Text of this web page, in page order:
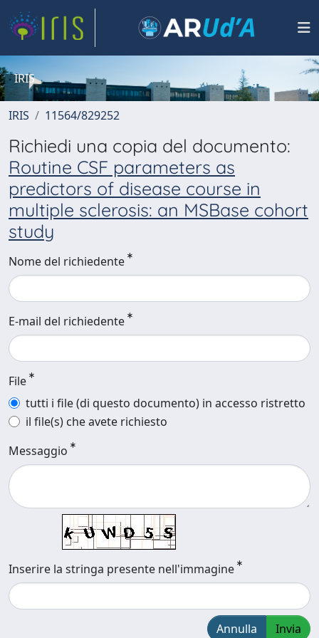
IRIS
IRIS 11564/829252
Richiedi una copia del documento:
Routine CSF parameters as
predictors of disease course in
multiple sclerosis: an MSBase cohort
study
Nome del richiedente
E-mail del richiedente
File
tutti i file (di questo documento) in accesso ristretto
il file(s) che avete richiesto
Messaggio
Inserire la stringa presente nell'immagine
Annulla Invia